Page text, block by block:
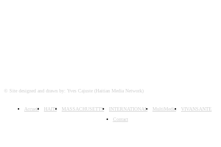
© Site designed and drawn by: Yves Cajuste (Haitian Media Network)
Accueil HAITI MASSACHUSETTS INTERNATIONAL MultiMedia
VIVANSANTE
Contact